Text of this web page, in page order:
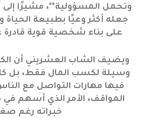
وتحمل المسؤولية**، مشيرًا
جعله أكثر وعيًا بطبيعة
على بناء شخصية قوية قادرة
ويضيف الشاب العشريني أن
وسيلة لكسب المال فقط، بل
فيها مهارات التواصل مع
المواقف، الأمر الذي أسهم
خبراته رغم